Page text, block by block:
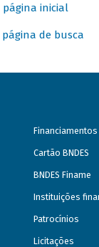
página inicial
página de busca
Financiamentos
Cartão BNDES
BNDES Finame
Instituições
Patrocínios
Licitações